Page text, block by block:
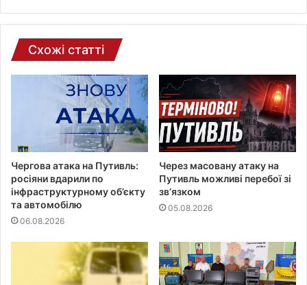
ш
и
Схожі статті
Чергова атака на Путивль:
росіяни вдарили по
інфраструктурному об’єкту
та автомобілю
06.08.2026
Через масовану атаку на
Путивль можливі перебої зі
звʼязком
05.08.2026